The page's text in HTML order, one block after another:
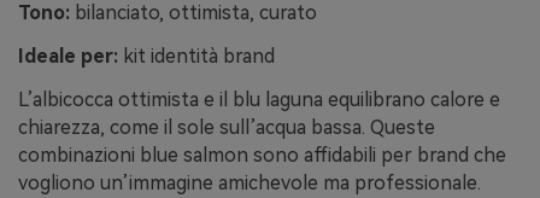
Tono: bilanciato, ottimista, curato
Ideale per: kit identità brand
L’albicocca ottimista e il blu laguna equilibrano calore e
chiarezza, come il sole sull’acqua bassa. Queste
combinazioni blue salmon sono affidabili per brand che
vogliono un’immagine amichevole ma professionale.